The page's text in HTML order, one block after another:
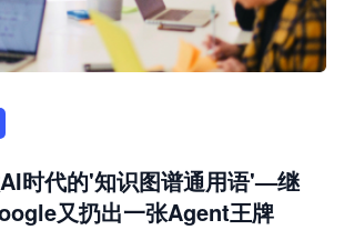
时代的'知识图谱通用语'—继
又扔出一张Agent王牌